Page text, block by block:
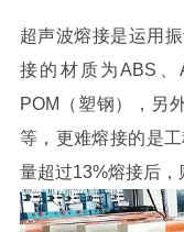
超声波熔接是运用
接的材质为ABS
POM（塑钢），另
等，更难熔接的是
量超过13%熔接后，